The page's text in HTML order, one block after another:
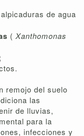
de agua
( Xanthomonas
remojo del suelo
las
de lluvias,
para la
infecciones y